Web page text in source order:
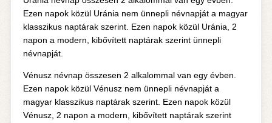
Ezen napok közül Uránia nem ünnepli névnapját a magyar
klasszikus naptárak szerint. Ezen napok közül Uránia, 2
napon a modern, kibővített naptárak szerint ünnepli
névnapját.
Vénusz névnap összesen 2 alkalommal van egy évben.
Ezen napok közül Vénusz nem ünnepli névnapját a
magyar klasszikus naptárak szerint. Ezen napok közül
Vénusz, 2 napon a modern, kibővített naptárak szerint